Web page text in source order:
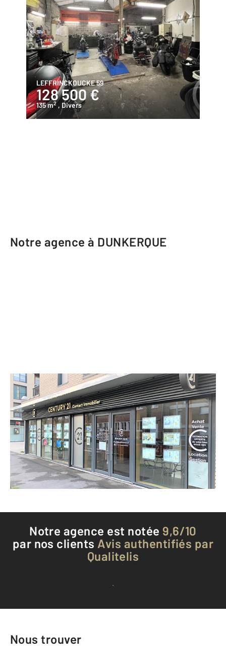
LEFFRINCKOUCKE 59
128 500 €
135 m2 , Divers
Notre agence à DUNKERQUE
CENTURY 21 Contact Immobilier
129 avenue de la Mer
DUNKERQUE - 59240
Envoyer un message
Téléphoner à l'agence
Notre agence est notée 9,6/10
par nos clients Avis authentifiés par
Qualitelis
Voir tous les avis clients
Nous trouver